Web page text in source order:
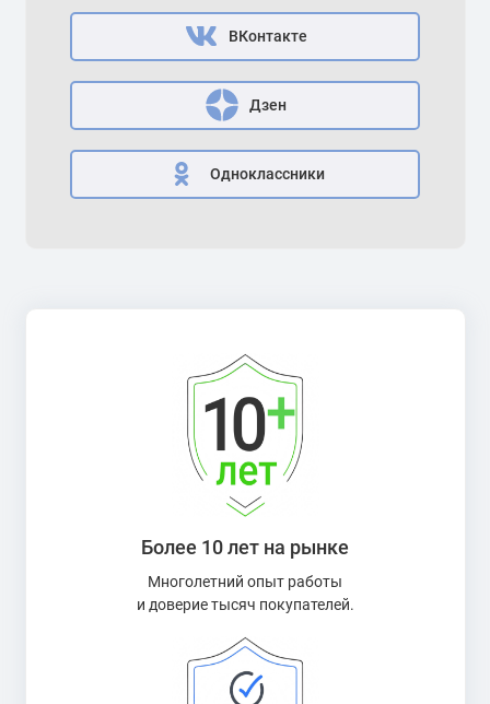
ВКонтакте
Дзен
Одноклассники
Более 10 лет на рынке
Многолетний опыт работы
и доверие тысяч покупателей.